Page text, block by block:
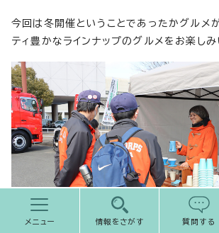
今回は冬開催ということであったかグルメ
ティ豊かなラインナップのグルメをお楽しみ
メニュー 情報をさがす 質問する